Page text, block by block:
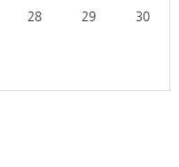
28 29 30